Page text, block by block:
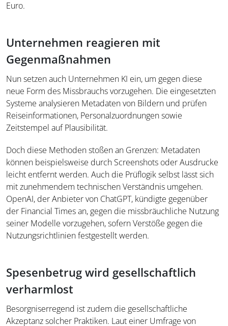
Euro.
Unternehmen reagieren mit
Gegenmaßnahmen
Nun setzen auch Unternehmen KI ein, um gegen diese
neue Form des Missbrauchs vorzugehen. Die eingesetzten
Systeme analysieren Metadaten von Bildern und prüfen
Reiseinformationen, Personalzuordnungen sowie
Zeitstempel auf Plausibilität.
Doch diese Methoden stoßen an Grenzen: Metadaten
können beispielsweise durch Screenshots oder Ausdrucke
leicht entfernt werden. Auch die Prüflogik selbst lässt sich
mit zunehmendem technischen Verständnis umgehen.
OpenAI, der Anbieter von ChatGPT, kündigte gegenüber
der Financial Times an, gegen die missbräuchliche Nutzung
seiner Modelle vorzugehen, sofern Verstöße gegen die
Nutzungsrichtlinien festgestellt werden.
Spesenbetrug wird gesellschaftlich
verharmlost
Besorgniserregend ist zudem die gesellschaftliche
Akzeptanz solcher Praktiken. Laut einer Umfrage von